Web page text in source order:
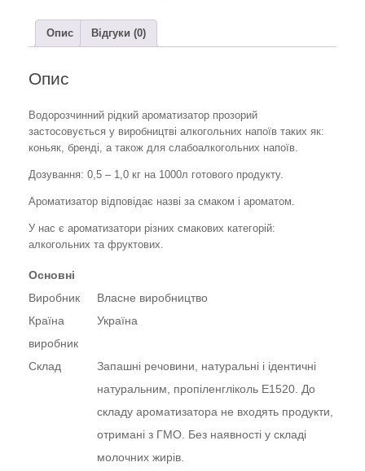
103
Опис Відгуки (0)
Опис
Водорозчинний рідкий ароматизатор прозорий
застосовується у виробництві алкогольних напоїв таких як:
коньяк, бренді, а також для слабоалкогольних напоїв.
Дозування: 0,5 – 1,0 кг на 1000л готового продукту.
Ароматизатор відповідає назві за смаком і ароматом.
У нас є ароматизатори різних смакових категорій:
алкогольних та фруктових.
Основні
Виробник
Власне виробництво
Країна
виробник
Україна
Склад
Запашні речовини, натуральні і ідентичні
натуральним, пропіленгліколь Е1520. До
складу ароматизатора не входять продукти,
отримані з ГМО. Без наявності у складі
молочних жирів.